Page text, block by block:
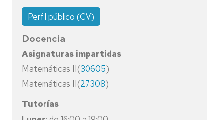
Perfil público (CV)
Docencia
Asignaturas impartidas
Matemáticas II(30605)
Matemáticas II(27308)
Tutorías